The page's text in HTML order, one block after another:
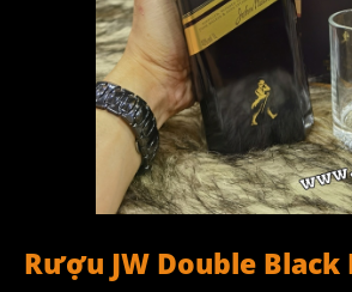
Rượu JW Double Black